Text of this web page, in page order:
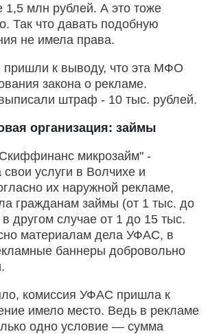
1,5 млн рублей. А это тоже
Так что давать подобную
не имела права.
к выводу, что эта МФО
закона о рекламе.
штраф - 10 тыс. рублей.
организация: займы
микрозайм" -
услуги в Волчихе и
их наружной рекламе,
гражданам займы (от 1 тыс. до
другом случае от 1 до 15 тыс.
материалам дела УФАС, в
баннеры добровольно
комиссия УФАС пришла к
имело место. Ведь в рекламе
одно условие — сумма